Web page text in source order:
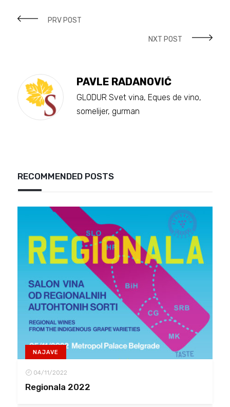
PRV POST
NXT POST
PAVLE RADANOVIĆ
GLODUR Svet vina, Eques de vino,
somelijer, gurman
RECOMMENDED POSTS
NAJAVE
04/11/2022
Regionala 2022